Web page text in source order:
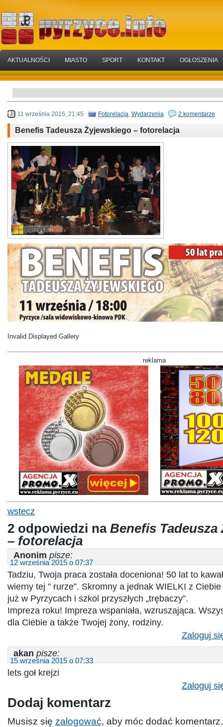
AKTUALNOŚCI MIASTO SPORT KONTAKT OGŁOSZENIA
11 września 2015, 21:45 Fotorelacja Wydarzenia 2 komentarze
Benefis Tadeusza Żyjewskiego – fotorelacja
Invalid Displayed Gallery
reklama
wstecz
2 odpowiedzi na Benefis Tadeusza
– fotorelacja
Anonim pisze:
12 września 2015 o 07:37
Tadziu, Twoja praca została doceniona! 50 lat to
wierny tej ” rurze”. Skromny a jednak WIELKI z Ciebie
już w Pyrzycach i szkol przyszłych „trębaczy”.
Impreza roku! Impreza wspaniała, wzruszająca.
dla Ciebie a także Twojej żony, rodziny.
Zaloguj
akan pisze:
15 września 2015 o 07:33
lets goł krejzi
Zaloguj
Dodaj komentarz
Musisz się zalogować, aby móc dodać komentarz.